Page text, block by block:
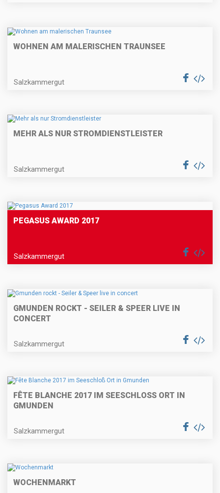
WOHNEN AM MALERISCHEN TRAUNSEE
Salzkammergut
MEHR ALS NUR STROMDIENSTLEISTER
Salzkammergut
PEGASUS AWARD 2017
Salzkammergut
GMUNDEN ROCKT - SEILER & SPEER LIVE IN
CONCERT
Salzkammergut
FÊTE BLANCHE 2017 IM SEESCHLOSS ORT IN G
MUNDEN
Salzkammergut
WOCHENMARKT